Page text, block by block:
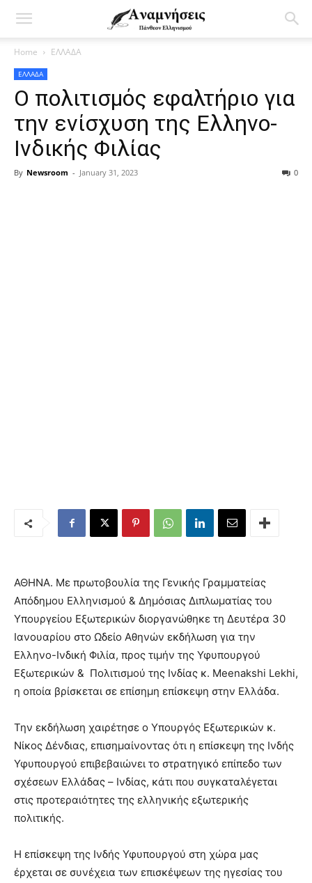
Home ΕΛΛΑΔΑ
ΕΛΛΑΔΑ
Ο πολιτισμός εφαλτήριο για
την ενίσχυση της Ελληνο-
Ινδικής Φιλίας
By Newsroom - January 31, 2023 0
ΑΘΗΝΑ. Με πρωτοβουλία της Γενικής Γραμματείας
Απόδημου Ελληνισμού & Δημόσιας Διπλωματίας του
Υπουργείου Εξωτερικών διοργανώθηκε τη Δευτέρα 30
Ιανουαρίου στο Ωδείο Αθηνών εκδήλωση για την
Ελληνο-Ινδική Φιλία, προς τιμήν της Υφυπουργού
Εξωτερικών & Πολιτισμού της Ινδίας κ. Meenakshi Lekhi,
η οποία βρίσκεται σε επίσημη επίσκεψη στην Ελλάδα.
Την εκδήλωση χαιρέτησε ο Υπουργός Εξωτερικών κ.
Νίκος Δένδιας, επισημαίνοντας ότι η επίσκεψη της Ινδής
Υφυπουργού επιβεβαιώνει το στρατηγικό επίπεδο των
σχέσεων Ελλάδας – Ινδίας, κάτι που συγκαταλέγεται
στις προτεραιότητες της ελληνικής εξωτερικής
πολιτικής.
Η επίσκεψη της Ινδής Υφυπουργού στη χώρα μας
έρχεται σε συνέχεια των επισκέψεων της ηγεσίας του